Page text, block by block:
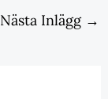
Nästa Inlägg →